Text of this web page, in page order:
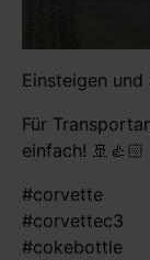
Einsteigen
Für
einfach! 🚢👍🏻
#corvette
#corvettec3
#cokebottle